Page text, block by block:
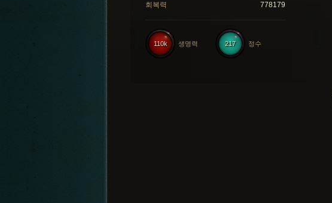
회복력
778179
217 정수
110k 생명력